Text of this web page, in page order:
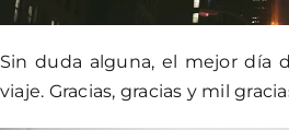
Sin duda alguna, el mejor día
viaje. Gracias, gracias y mil